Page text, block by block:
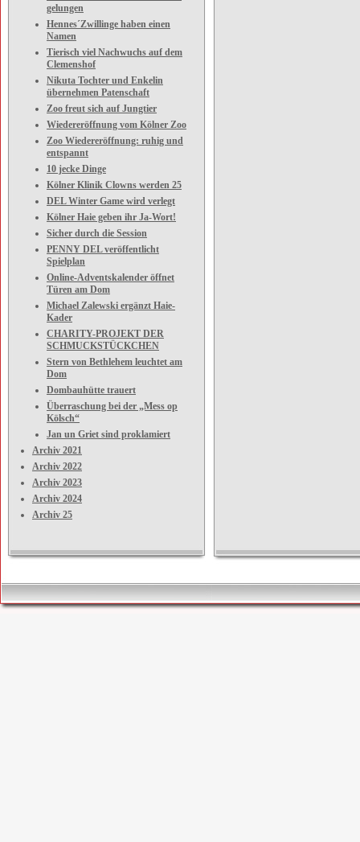
gelungen
Hennes´Zwillinge haben einen
Namen
Tierisch viel Nachwuchs auf dem
Clemenshof
Nikuta Tochter und Enkelin
übernehmen Patenschaft
Zoo freut sich auf Jungtier
Wiedereröffnung vom Kölner Zoo
Zoo Wiedereröffnung: ruhig und
entspannt
10 jecke Dinge
Kölner Klinik Clowns werden 25
DEL Winter Game wird verlegt
Kölner Haie geben ihr Ja-Wort!
Sicher durch die Session
PENNY DEL veröffentlicht
Spielplan
Online-Adventskalender öffnet
Türen am Dom
Michael Zalewski ergänzt Haie-
Kader
CHARITY-PROJEKT DER
SCHMUCKSTÜCKCHEN
Stern von Bethlehem leuchtet am
Dom
Dombauhütte trauert
Überraschung bei der „Mess op
Kölsch“
Jan un Griet sind proklamiert
Archiv 2021
Archiv 2022
Archiv 2023
Archiv 2024
Archiv 25